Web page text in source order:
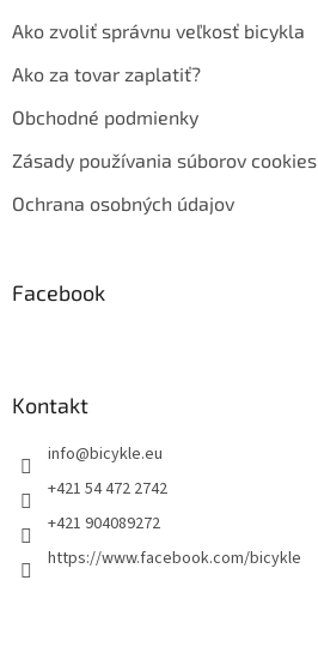
Ako zvoliť správnu veľkosť bicykla
Ako za tovar zaplatiť?
Obchodné podmienky
Zásady používania súborov cookies
Ochrana osobných údajov
Facebook
Kontakt
info@bicykle.eu
+421 54 472 2742
+421 904089272
https://www.facebook.com/bicykle